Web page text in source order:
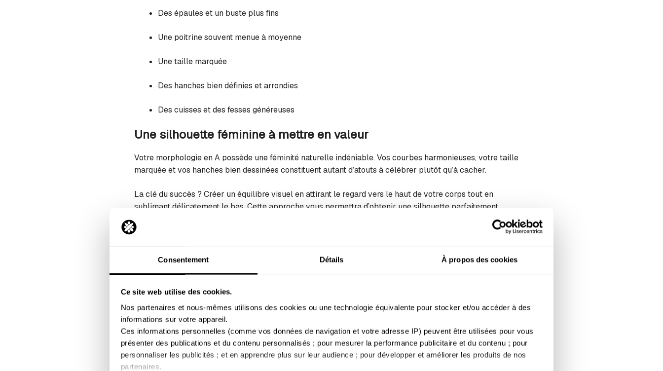
Consentement Détails À propos des cookies
Ce site web utilise des cookies.
Nos partenaires et nous-mêmes utilisons des cookies ou une technologie équivalente pour stocker et/ou accéder à des
informations sur votre appareil.
Ces informations personnelles (comme vos données de navigation et votre adresse IP) peuvent être utilisées pour vous
présenter des publications et du contenu personnalisés ; pour mesurer la performance publicitaire et du contenu ; pour
personnaliser les publicités ; et en apprendre plus sur leur audience ; pour développer et améliorer les produits de nos
partenaires.
Des épaules et un buste plus fins
Une poitrine souvent menue à moyenne
Une taille marquée
Des hanches bien définies et arrondies
Des cuisses et des fesses généreuses
Une silhouette féminine à mettre en valeur
Votre morphologie en A possède une féminité naturelle indéniable. Vos courbes harmonieuses, votre taille
marquée et vos hanches bien dessinées constituent autant d’atouts à célébrer plutôt qu’à cacher.
La clé du succès ? Créer un équilibre visuel en attirant le regard vers le haut de votre corps tout en
sublimant délicatement le bas. Cette approche vous permettra d’obtenir une silhouette parfaitement
hanches
Les culottes taille haute
Les culottes de maillot de bain taille haute sont vos meilleures amies ! Cette coupe intemporelle présente de
nombreux avantages pour votre morphologie. Elle souligne naturellement votre taille, allonge visuellement
vos jambes et apporte une couverture élégante à vos hanches.
La taille haute crée un effet gainant délicat qui structure votre silhouette sans la comprimer. Elle met en